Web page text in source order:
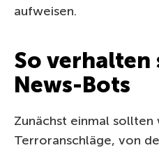
aufweisen.
So verhalten
News-Bots
Zunächst einmal
Terroranschläge, von